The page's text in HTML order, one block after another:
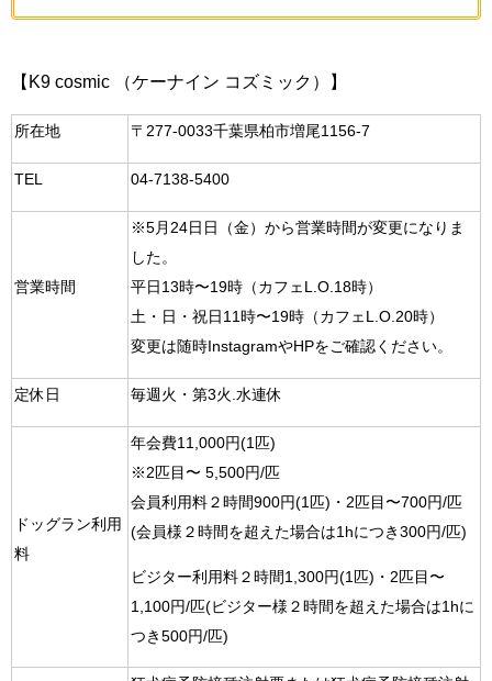
【K9 cosmic （ケーナイン コズミック）】
所在地 〒277-0033千葉県柏市増尾1156-7
TEL 04-7138-5400
営業時間
※5月24日日（金）から営業時間が変更になりま
した。
平日13時〜19時（カフェL.O.18時）
土・日・祝日11時〜19時（カフェL.O.20時）
変更は随時InstagramやHPをご確認ください。
定休日 毎週火・第3火.水連休
ドッグラン利用
料
年会費11,000円(1匹)
※2匹目〜 5,500円/匹
会員利用料２時間900円(1匹)・2匹目〜700円/匹
(会員様２時間を超えた場合は1hにつき300円/匹)
ビジター利用料２時間1,300円(1匹)・2匹目〜
1,100円/匹(ビジター様２時間を超えた場合は1hに
つき500円/匹)